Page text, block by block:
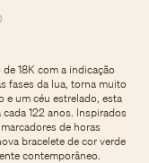
18K com a indicação
fases da lua, torna muito
e um céu estrelado, esta
122 anos. Inspirados
de horas
bracelete de cor verde
contemporâneo.